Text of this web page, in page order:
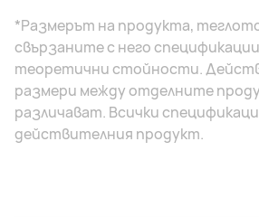
*Размерът на продукта,
свързаните с него
теоретични стойности.
размери между отделните
различават. Всички
действителния продукт.